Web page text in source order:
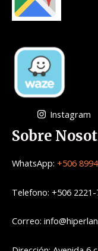
Instagram
Sobre
WhatsApp: +506
Telefono: +506 2221-
Correo: